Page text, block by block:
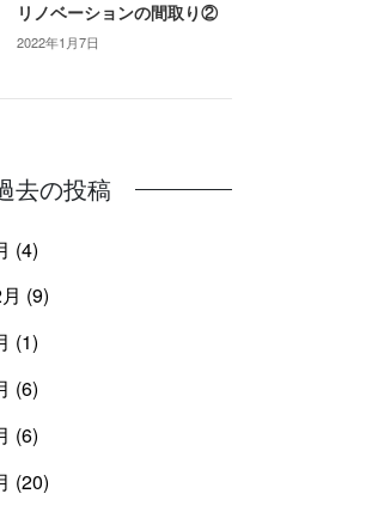
リノベーションの間取り②
2022年1月7日
去の投稿
(4)
(9)
(1)
(6)
(6)
(20)